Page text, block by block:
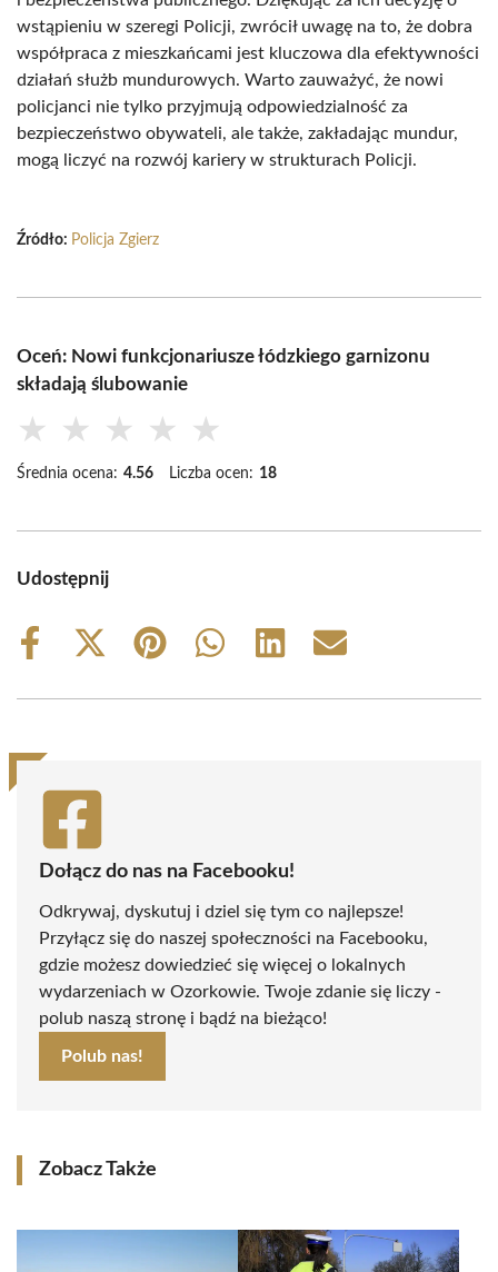
wstąpieniu w szeregi Policji, zwrócił uwagę na to, że dobra
współpraca z mieszkańcami jest kluczowa dla efektywności
działań służb mundurowych. Warto zauważyć, że nowi
policjanci nie tylko przyjmują odpowiedzialność za
bezpieczeństwo obywateli, ale także, zakładając mundur,
mogą liczyć na rozwój kariery w strukturach Policji.
Źródło: Policja Zgierz
Oceń: Nowi funkcjonariusze łódzkiego garnizonu
składają ślubowanie
★ ★ ★ ★ ★
Średnia ocena: 4.56 Liczba ocen: 18
Udostępnij
Share
Share
(Twitter)
Share
Share
Share
Share
Dołącz do nas na Facebooku!
Odkrywaj, dyskutuj i dziel się tym co najlepsze!
Przyłącz się do naszej społeczności na Facebooku,
gdzie możesz dowiedzieć się więcej o lokalnych
wydarzeniach w Ozorkowie. Twoje zdanie się liczy -
polub naszą stronę i bądź na bieżąco!
Polub nas!
Zobacz Także